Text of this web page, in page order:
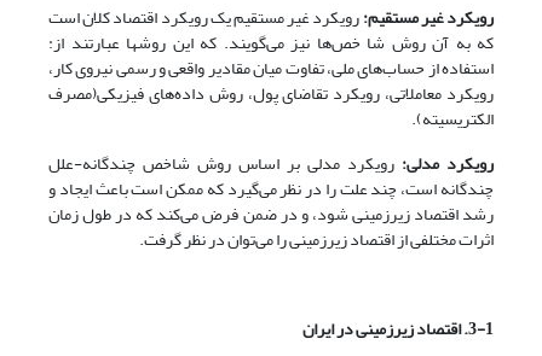
رویکرد غیر مستقیم:رویکرد غیر مستقیم یک رویکرد اقتصاد کلان است
که به آن روش شا خص‌ها نیز می‌گویند. که این روشها عبارتند از:
استفاده از حساب‌های ملی، تفاوت میان مقادیر واقعی و رسمی نیروی کار،
رویکرد معاملاتی، رویکرد تقاضای پول، روش داده‌های فیزیکی(مصرف
الکتریسیته).
رویکرد مدلی: رویکرد مدلی بر اساس روش شاخص چندگانه-علل
چندگانه است، چند علت را در نظر می‌گیرد که ممکن است باعث ایجاد و
رشد اقتصاد زیرزمینی شود، و در ضمن فرض می‌کند که در طول زمان
اثرات مختلفی از اقتصاد زیرزمینی را می‌توان در نظر گرفت.
3-1. اقتصاد زیرزمینی در ایران